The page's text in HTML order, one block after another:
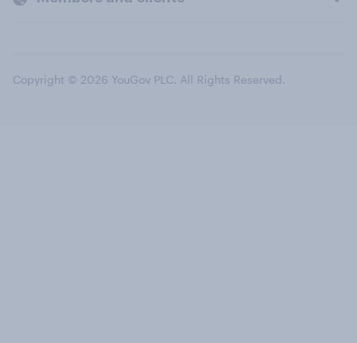
Copyright © 2026 YouGov PLC. All Rights Reserved.